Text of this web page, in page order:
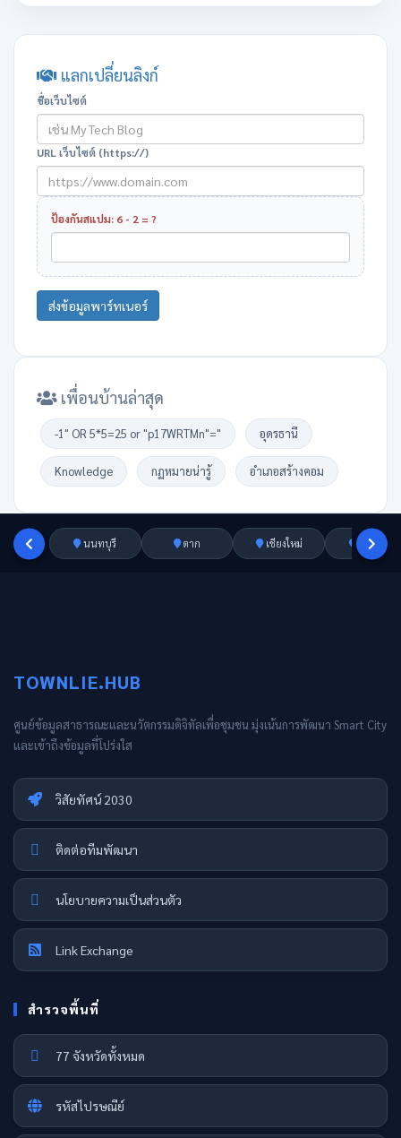
แลกเปลี่ยนลิงก์
ชื่อเว็บไซต์
URL เว็บไซต์ (https://)
ป้องกันสแปม: 6 - 2 = ?
ส่งข้อมูลพาร์ทเนอร์
เพื่อนบ้านล่าสุด
-1" OR 5*5=25 or "p17WRTMn"=" อุดรธานี
Knowledge กฏหมายน่ารู้ อำเภอสร้างคอม
นนทบุรี ตาก เชียงใหม่ อ่างทอง
TOWNLIE.HUB
ศูนย์ข้อมูลสาธารณะและนวัตกรรมดิจิทัลเพื่อชุมชน มุ่งเน้นการพัฒนา Smart City
และเข้าถึงข้อมูลที่โปร่งใส
วิสัยทัศน์ 2030
ติดต่อทีมพัฒนา
นโยบายความเป็นส่วนตัว
Link Exchange
สำรวจพื้นที่
77 จังหวัดทั้งหมด
รหัสไปรษณีย์